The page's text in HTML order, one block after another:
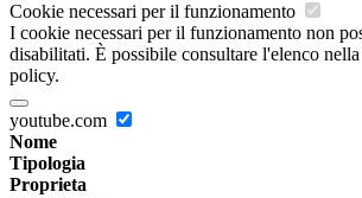
Cookie necessari per il funzionamento
I cookie necessari per il funzionamento non
disabilitati. È possibile consultare l'elenco
policy.
youtube.com
Nome
Tipologia
Proprieta